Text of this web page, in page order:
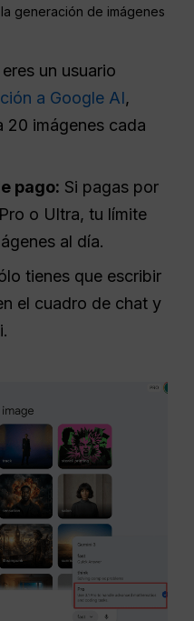
generación de imágenes
eres un usuario
a Google AI,
20 imágenes cada
pago: Si pagas por
o Ultra, tu límite
al día.
tienes que escribir
el cuadro de chat y